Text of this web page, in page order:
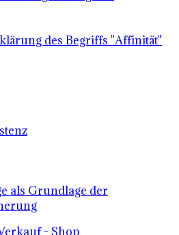
des Begriffs "Affinität"
als Grundlage der
- Shop